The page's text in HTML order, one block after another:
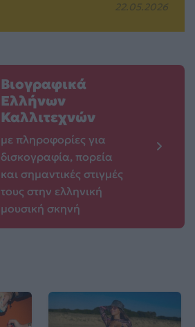
22.05.2026
Βιογραφικά
Ελλήνων
Καλλιτεχνών
με πληροφορίες για
δισκογραφία, πορεία
και σημαντικές στιγμές
τους στην ελληνική
μουσική σκηνή